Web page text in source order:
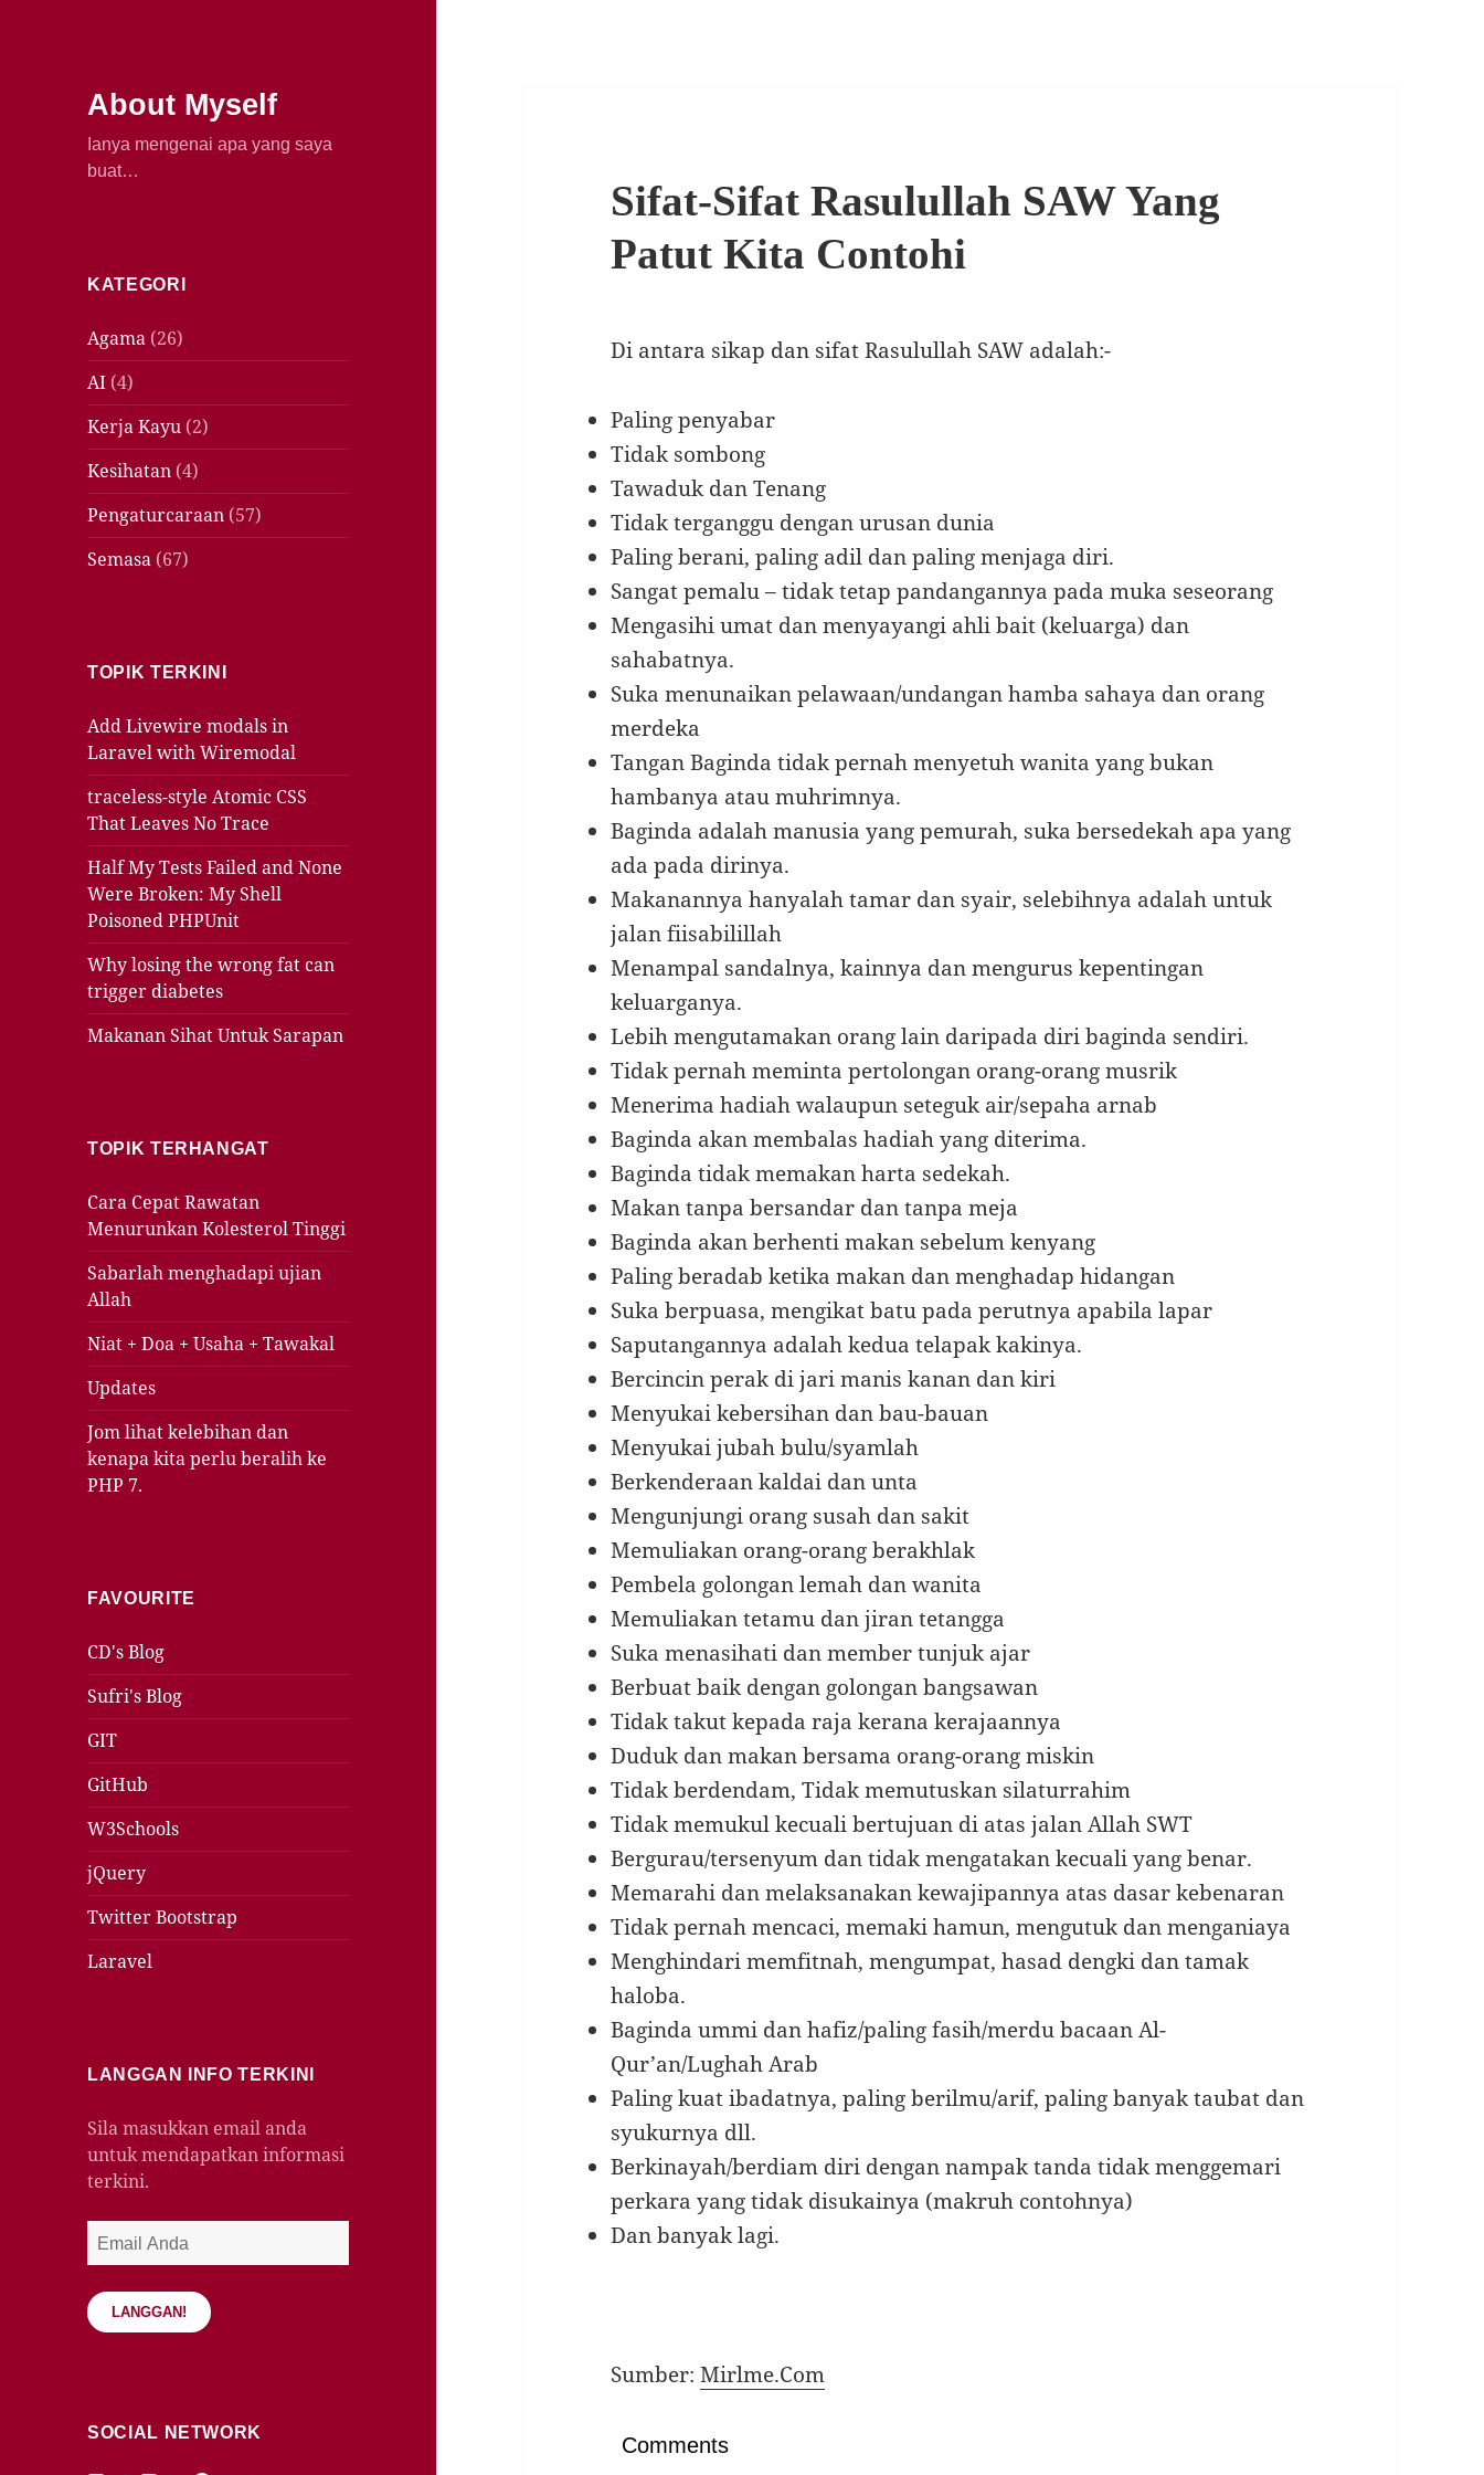
About Myself
Ianya mengenai apa yang saya
buat…
KATEGORI
Agama (26)
AI (4)
Kerja Kayu (2)
Kesihatan (4)
Pengaturcaraan (57)
Semasa (67)
TOPIK TERKINI
Add Livewire modals in
Laravel with Wiremodal
traceless-style Atomic CSS
That Leaves No Trace
Half My Tests Failed and None
Were Broken: My Shell
Poisoned PHPUnit
Why losing the wrong fat can
trigger diabetes
Makanan Sihat Untuk Sarapan
TOPIK TERHANGAT
Cara Cepat Rawatan
Menurunkan Kolesterol Tinggi
Sabarlah menghadapi ujian
Allah
Niat + Doa + Usaha + Tawakal
Updates
Jom lihat kelebihan dan
kenapa kita perlu beralih ke
PHP 7.
FAVOURITE
CD's Blog
Sufri's Blog
GIT
GitHub
W3Schools
jQuery
Twitter Bootstrap
Laravel
LANGGAN INFO TERKINI
Sila masukkan email anda
untuk mendapatkan informasi
terkini.
Email
Anda
LANGGAN!
SOCIAL NETWORK
Sifat-Sifat Rasulullah SAW Yang
Patut Kita Contohi
Di antara sikap dan sifat Rasulullah SAW adalah:-
Paling penyabar
Tidak sombong
Tawaduk dan Tenang
Tidak terganggu dengan urusan dunia
Paling berani, paling adil dan paling menjaga diri.
Sangat pemalu – tidak tetap pandangannya pada muka seseorang
Mengasihi umat dan menyayangi ahli bait (keluarga) dan
sahabatnya.
Suka menunaikan pelawaan/undangan hamba sahaya dan orang
merdeka
Tangan Baginda tidak pernah menyetuh wanita yang bukan
hambanya atau muhrimnya.
Baginda adalah manusia yang pemurah, suka bersedekah apa yang
ada pada dirinya.
Makanannya hanyalah tamar dan syair, selebihnya adalah untuk
jalan fiisabilillah
Menampal sandalnya, kainnya dan mengurus kepentingan
keluarganya.
Lebih mengutamakan orang lain daripada diri baginda sendiri.
Tidak pernah meminta pertolongan orang-orang musrik
Menerima hadiah walaupun seteguk air/sepaha arnab
Baginda akan membalas hadiah yang diterima.
Baginda tidak memakan harta sedekah.
Makan tanpa bersandar dan tanpa meja
Baginda akan berhenti makan sebelum kenyang
Paling beradab ketika makan dan menghadap hidangan
Suka berpuasa, mengikat batu pada perutnya apabila lapar
Saputangannya adalah kedua telapak kakinya.
Bercincin perak di jari manis kanan dan kiri
Menyukai kebersihan dan bau-bauan
Menyukai jubah bulu/syamlah
Berkenderaan kaldai dan unta
Mengunjungi orang susah dan sakit
Memuliakan orang-orang berakhlak
Pembela golongan lemah dan wanita
Memuliakan tetamu dan jiran tetangga
Suka menasihati dan member tunjuk ajar
Berbuat baik dengan golongan bangsawan
Tidak takut kepada raja kerana kerajaannya
Duduk dan makan bersama orang-orang miskin
Tidak berdendam, Tidak memutuskan silaturrahim
Tidak memukul kecuali bertujuan di atas jalan Allah SWT
Bergurau/tersenyum dan tidak mengatakan kecuali yang benar.
Memarahi dan melaksanakan kewajipannya atas dasar kebenaran
Tidak pernah mencaci, memaki hamun, mengutuk dan menganiaya
Menghindari memfitnah, mengumpat, hasad dengki dan tamak
haloba.
Baginda ummi dan hafiz/paling fasih/merdu bacaan Al-
Qur’an/Lughah Arab
Paling kuat ibadatnya, paling berilmu/arif, paling banyak taubat dan
syukurnya dll.
Berkinayah/berdiam diri dengan nampak tanda tidak menggemari
perkara yang tidak disukainya (makruh contohnya)
Dan banyak lagi.
Sumber:Mirlme.Com
Comments